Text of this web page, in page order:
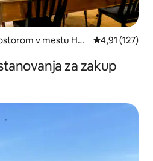
v mestu Her
Povprečna
4,91 (127)
za zakup